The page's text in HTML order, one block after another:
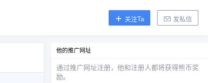
关注Ta 发私信
他的推广网址
通过推广网址注册， 他和注册人都将获得熊币奖
励。